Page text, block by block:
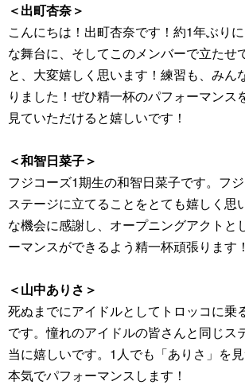
＜出町杏奈＞
こんにちは！出町杏奈です！約1年ぶり
な舞台に、そしてこのメンバーで立たせ
と、大変嬉しく思います！練習も、みん
りました！ぜひ精一杯のパフォーマンス
見ていただけると嬉しいです！
＜和智日菜子＞
フジコーズ1期生の和智日菜子です。フ
ステージに立てることをとても嬉しく思
な機会に感謝し、オープニングアクトと
ーマンスができるよう精一杯頑張ります！
＜山中ありさ＞
死ぬまでにアイドルとしてトロッコに乗
です。憧れのアイドルの皆さんと同じス
当に嬉しいです。1人でも「ありさ」を
本気でパフォーマンスします！